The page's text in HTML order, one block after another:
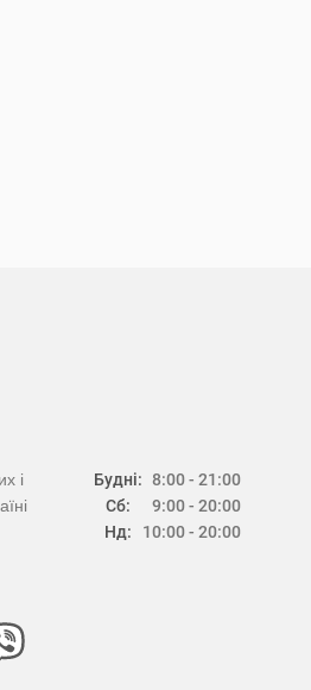
Будні:
Сб:
Нд:
8:00 - 21:00
9:00 - 20:00
10:00 - 20:00
і